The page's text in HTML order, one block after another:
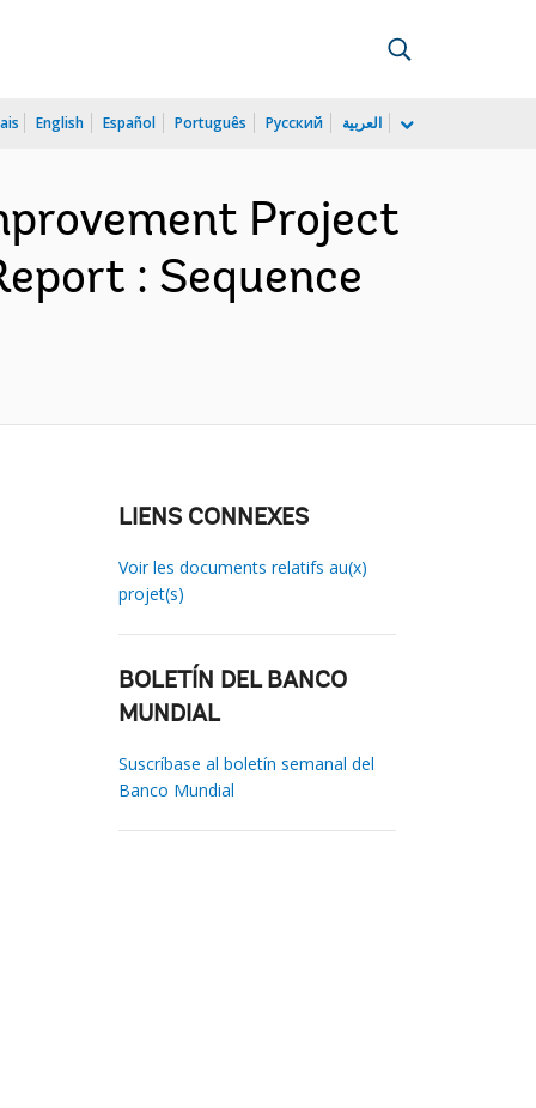
English Español Português Русский العربية
Project
: Sequence
LIENS CONNEXES
Voir les documents relatifs au(x)
projet(s)
BOLETÍN DEL BANCO
MUNDIAL
Suscríbase al boletín semanal del
Banco Mundial